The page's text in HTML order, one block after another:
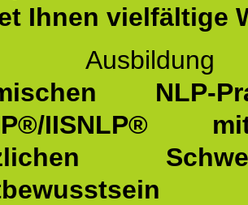
Ihnen vielfältige
NLP-
IISNLP®